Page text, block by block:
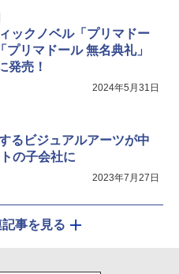
ックノベル「プリマドー
プリマドール 無名典礼」
発売！
2024年5月31日
るビジュアルアーツが中
の子会社に
2023年7月27日
事を見る